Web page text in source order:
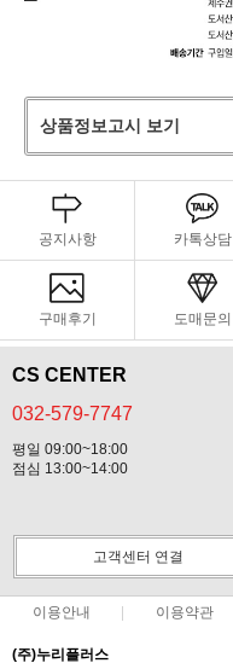
상품정보고시 보기
공지사항 카톡상담
구매후기 도매문의
CS CENTER
032-579-7747
평일 09:00~18:00
점심 13:00~14:00
고객센터 연결
이용안내 이용약관
(주)누리플러스